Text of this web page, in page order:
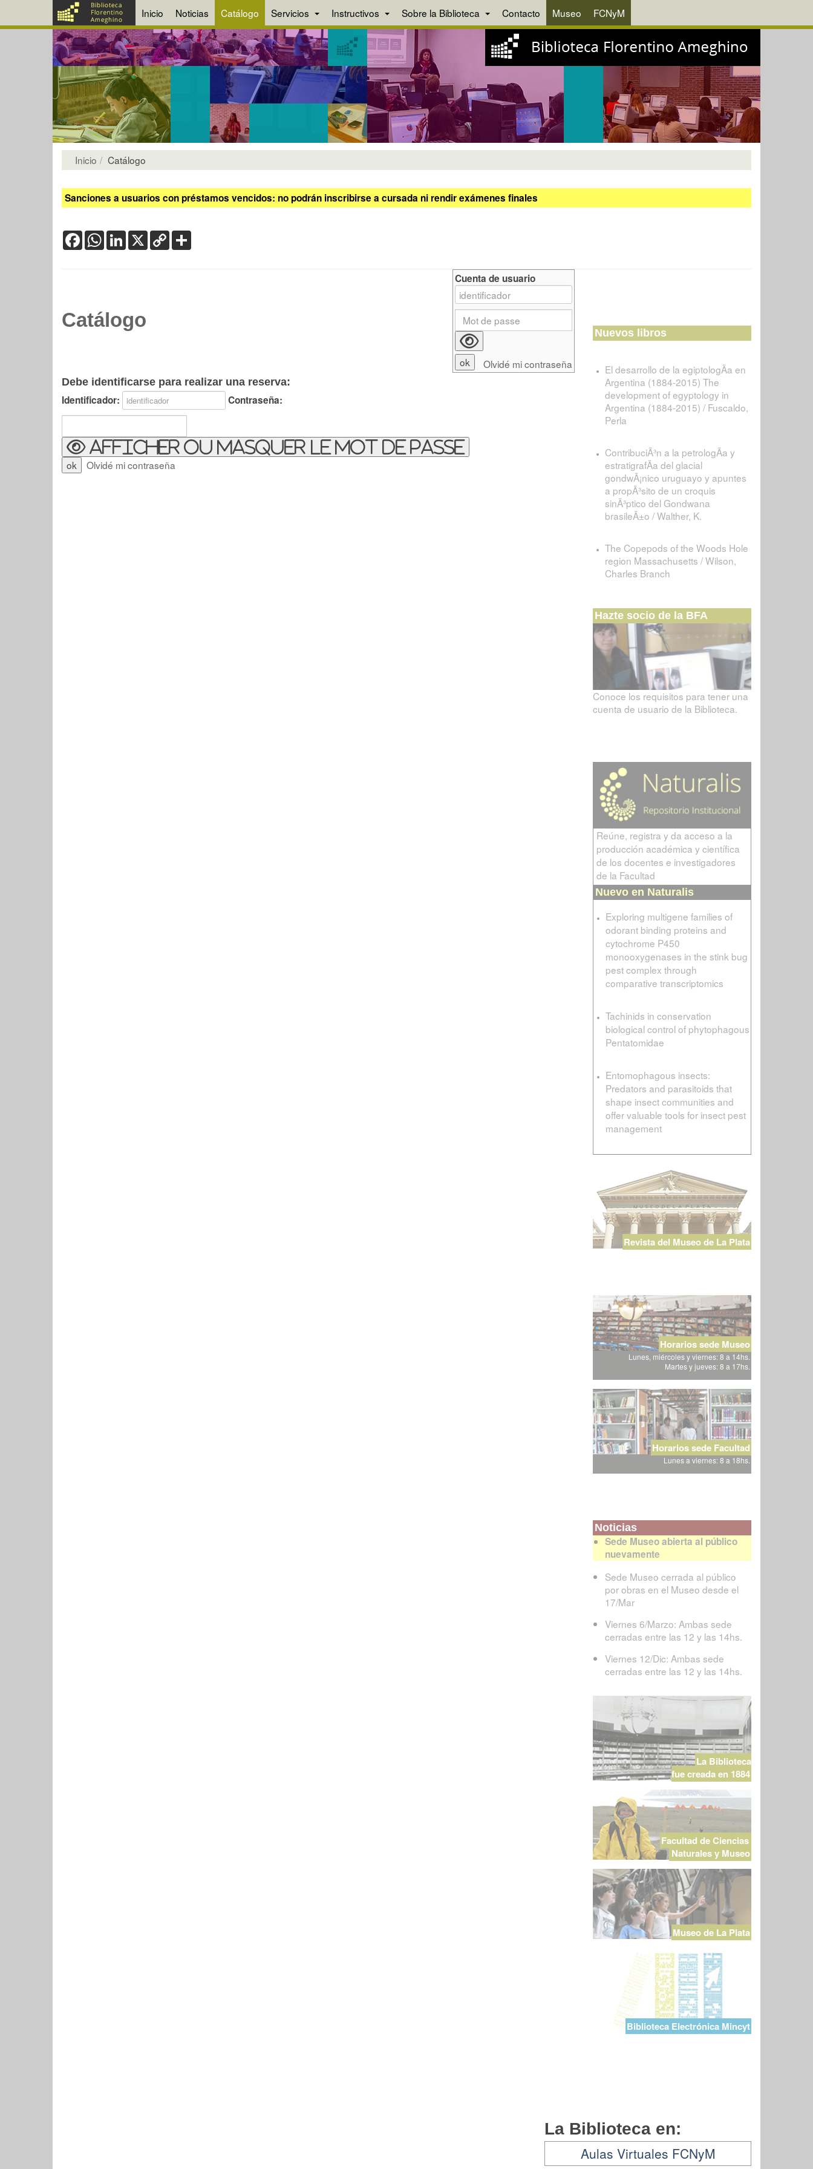
Inicio Noticias Catálogo Servicios Instructivos Sobre la Biblioteca Contacto Museo FCNyM
Inicio Catálogo
Sanciones a usuarios con préstamos vencidos: no podrán inscribirse a cursada ni rendir exámenes finales
FacebookWhatsApp
LinkedIn
X Copy
Link
Catálogo
Debe identificarse para realizar una reserva:
Identificador: Contraseña:
Afficher ou masquer le mot de passe
Olvidé mi contraseña
Cuenta de usuario
Olvidé mi contraseña
Nuevos libros
El desarrollo de la egiptologÃ­a en
Argentina (1884-2015) The
development of egyptology in
Argentina (1884-2015) / Fuscaldo,
Perla
ContribuciÃ³n a la petrologÃ­a y
estratigrafÃ­a del glacial
gondwÃ¡nico uruguayo y apuntes
a propÃ³sito de un croquis
sinÃ³ptico del Gondwana
brasileÃ±o / Walther, K.
The Copepods of the Woods Hole
region Massachusetts / Wilson,
Charles Branch
Hazte socio de la BFA
Conoce los requisitos para tener una
cuenta de usuario de la Biblioteca.
Reúne, registra y da acceso a la
producción académica y científica
de los docentes e investigadores
de la Facultad
Nuevo en Naturalis
Exploring multigene families of
odorant binding proteins and
cytochrome P450
monooxygenases in the stink bug
pest complex through
comparative transcriptomics
Tachinids in conservation
biological control of phytophagous
Pentatomidae
Entomophagous insects:
Predators and parasitoids that
shape insect communities and
offer valuable tools for insect pest
management
Revista del Museo de La Plata
Horarios sede Museo
Lunes, miércoles y viernes: 8 a 14hs.
Martes y jueves: 8 a 17hs.
Horarios sede Facultad
Lunes a viernes: 8 a 18hs.
Noticias
Sede Museo abierta al público
nuevamente
Sede Museo cerrada al público
por obras en el Museo desde el
17/Mar
Viernes 6/Marzo: Ambas sede
cerradas entre las 12 y las 14hs.
Viernes 12/Dic: Ambas sede
cerradas entre las 12 y las 14hs.
La Biblioteca
fue creada en 1884
Facultad de Ciencias
Naturales y Museo
Museo de La Plata
Biblioteca Electrónica Mincyt
La Biblioteca en:
Aulas Virtuales FCNyM